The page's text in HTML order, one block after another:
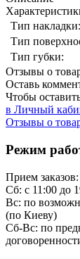
Тип накладки:
Тип
Тип губки:
Отзывы о
Оставь
Чтобы
в Личный
Отзывы о
Режим
Прием заказов:
Cб: с 11:00 до
Вс: по
(по Киеву)
Cб-Вс: по